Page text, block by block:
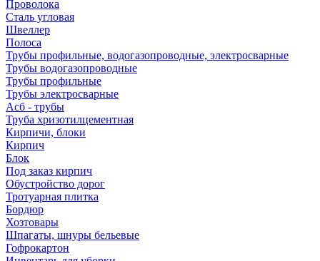
Проволока
Сталь угловая
Швеллер
Полоса
Трубы профильные, водогазопроводные, электросварные
Трубы водогазопроводные
Трубы профильные
Трубы электросварные
Асб - трубы
Труба хризотилцементная
Кирпичи, блоки
Кирпич
Блок
Под заказ кирпич
Обустройство дорог
Тротуарная плитка
Бордюр
Хозтовары
Шпагаты, шнуры бельевые
Гофрокартон